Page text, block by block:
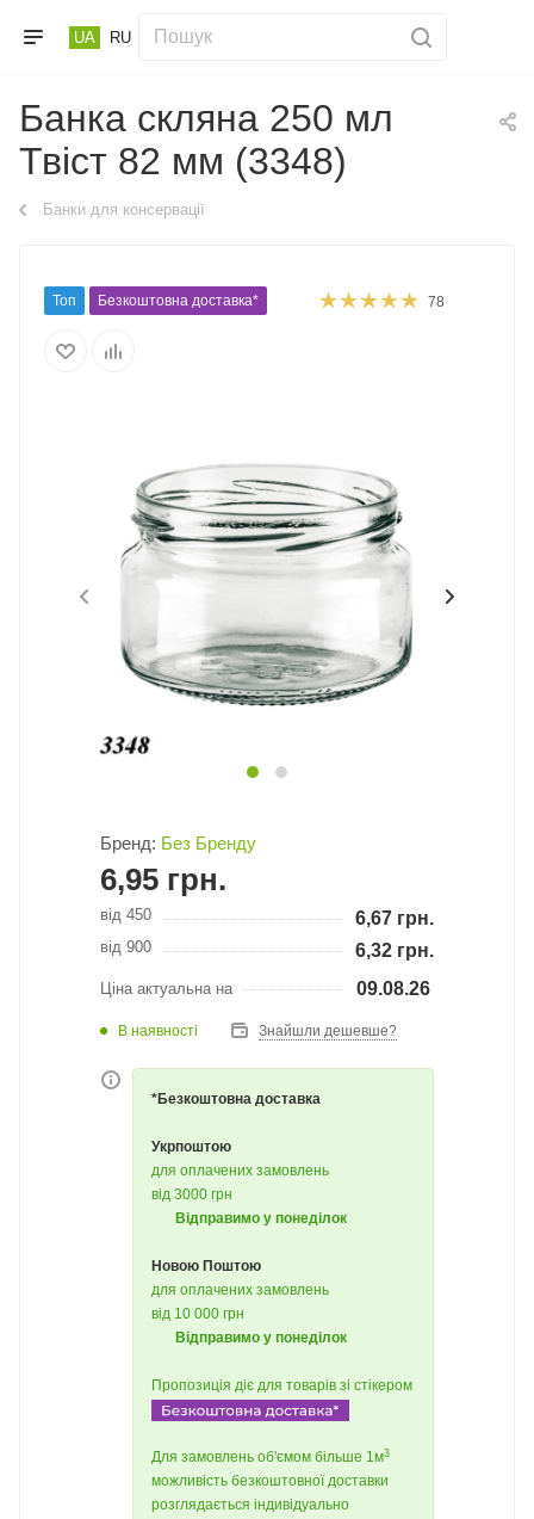
UA RU
Банка скляна 250 мл
Твіст 82 мм (3348)
Банки для консервації
Топ Безкоштовна доставка* 78
Бренд: Без Бренду
6,95 грн.
від 450 6,67 грн.
від 900 6,32 грн.
Ціна актуальна на 09.08.26
В наявності Знайшли дешевше?
*Безкоштовна доставка
Укрпоштою
для оплачених замовлень
від 3000 грн
Відправимо у понеділок
Новою Поштою
для оплачених замовлень
від 10 000 грн
Відправимо у понеділок
Пропозиція діє для товарів зі стікером
Для замовлень об'ємом більше 1м3
можливість безкоштовної доставки
розглядається індивідуально